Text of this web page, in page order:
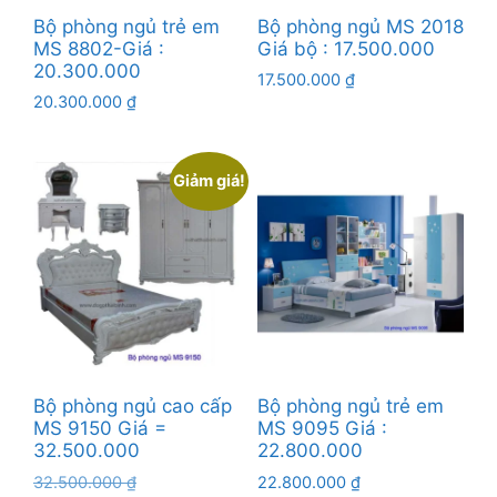
Bộ phòng ngủ trẻ em
MS 8802-Giá :
20.300.000
20.300.000 ₫
Bộ phòng ngủ MS 2018
Giá bộ : 17.500.000
17.500.000 ₫
Giảm giá!
Bộ phòng ngủ cao cấp
MS 9150 Giá =
32.500.000
32.500.000₫Giá
Bộ phòng ngủ trẻ em
MS 9095 Giá :
22.800.000
22.800.000 ₫